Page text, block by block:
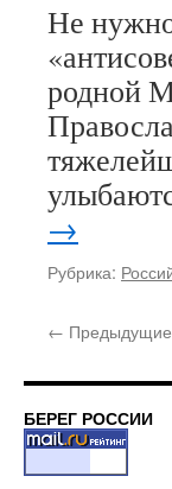
Не
родной
→
Рубрика:
← Предыдущие
БЕРЕГ РОССИИ